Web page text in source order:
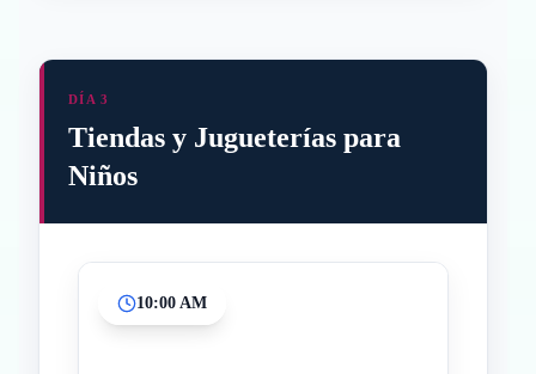
DÍA 3
Tiendas y Jugueterías para
Niños
10:00 AM